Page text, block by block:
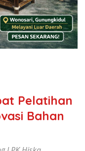
Pelatihan
Bahan